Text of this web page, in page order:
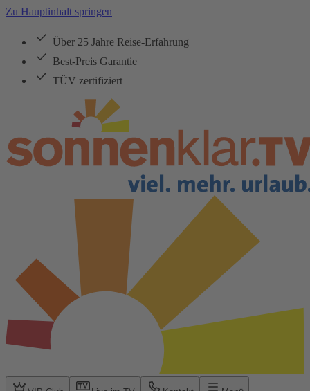
Zu Hauptinhalt springen
Über 25 Jahre Reise-Erfahrung
Best-Preis Garantie
TÜV zertifiziert